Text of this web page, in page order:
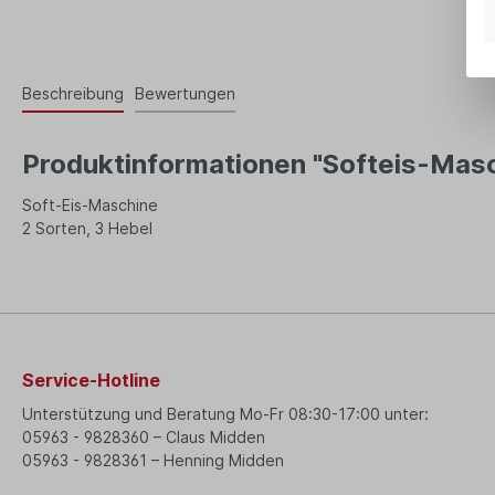
Beschreibung Bewertungen
Produktinformationen "Softeis-
Soft-Eis-Maschine
2 Sorten, 3 Hebel
Service-Hotline
Unterstützung und Beratung Mo-Fr 08:30-17:00 unter:
05963 - 9828360 – Claus Midden
05963 - 9828361 – Henning Midden